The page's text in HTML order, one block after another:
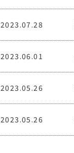
2023.07.28
2023.06.01
2023.05.26
2023.05.26